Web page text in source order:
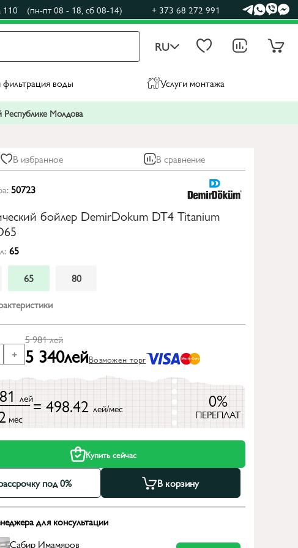
110 (пн-пт 08 - 18, сб 08-14) + 373 68 272 991
RU
воды Услуги монтажа
Республике Молдова
В избранное В сравнение
50723
бойлер DemirDokum DT4 Titanium
65
65
80
+
5 981лей
5 340лейВозможен торг
лей
мес
= 498.42 лей/мес 0%
ПЕРЕПЛАТ
Купить сейчас
под 0% В корзину
для консультации
Сабир Имамяров